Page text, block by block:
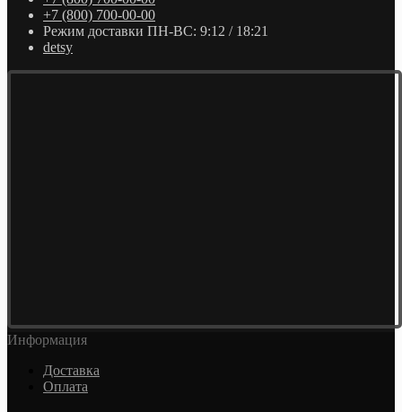
+7 (800) 700-00-00
Режим доставки ПН-ВС: 9:12 / 18:21
detsy
Информация
Доставка
Оплата